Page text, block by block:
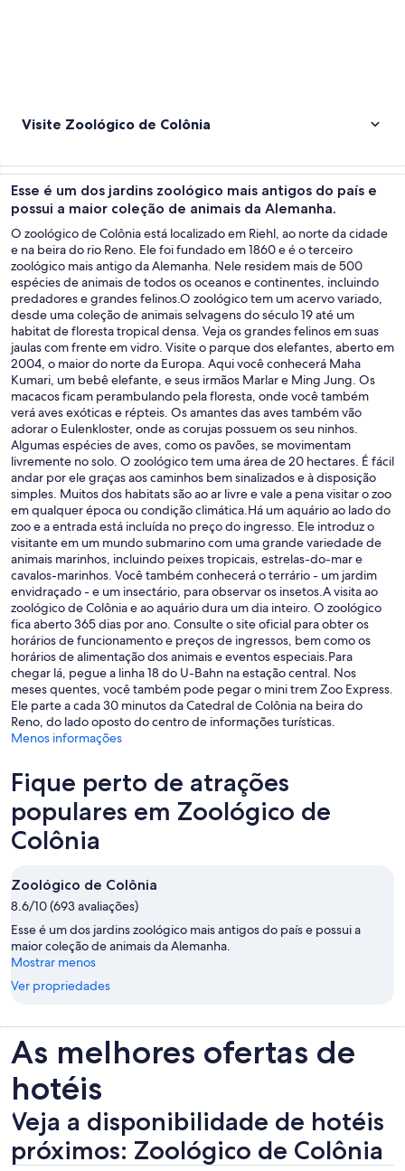
Visite Zoológico de Colônia
Esse é um dos jardins zoológico mais antigos do país e
possui a maior coleção de animais da Alemanha.
O zoológico de Colônia está localizado em Riehl, ao norte da cidade
e na beira do rio Reno. Ele foi fundado em 1860 e é o terceiro
zoológico mais antigo da Alemanha. Nele residem mais de 500
espécies de animais de todos os oceanos e continentes, incluindo
predadores e grandes felinos.O zoológico tem um acervo variado,
desde uma coleção de animais selvagens do século 19 até um
habitat de floresta tropical densa. Veja os grandes felinos em suas
jaulas com frente em vidro. Visite o parque dos elefantes, aberto em
2004, o maior do norte da Europa. Aqui você conhecerá Maha
Kumari, um bebê elefante, e seus irmãos Marlar e Ming Jung. Os
macacos ficam perambulando pela floresta, onde você também
verá aves exóticas e répteis. Os amantes das aves também vão
adorar o Eulenkloster, onde as corujas possuem os seu ninhos.
Algumas espécies de aves, como os pavões, se movimentam
livremente no solo. O zoológico tem uma área de 20 hectares. É fácil
andar por ele graças aos caminhos bem sinalizados e à disposição
simples. Muitos dos habitats são ao ar livre e vale a pena visitar o zoo
em qualquer época ou condição climática.Há um aquário ao lado do
zoo e a entrada está incluída no preço do ingresso. Ele introduz o
visitante em um mundo submarino com uma grande variedade de
animais marinhos, incluindo peixes tropicais, estrelas-do-mar e
cavalos-marinhos. Você também conhecerá o terrário - um jardim
envidraçado - e um insectário, para observar os insetos.A visita ao
zoológico de Colônia e ao aquário dura um dia inteiro. O zoológico
fica aberto 365 dias por ano. Consulte o site oficial para obter os
horários de funcionamento e preços de ingressos, bem como os
horários de alimentação dos animais e eventos especiais.Para
chegar lá, pegue a linha 18 do U-Bahn na estação central. Nos
meses quentes, você também pode pegar o mini trem Zoo Express.
Ele parte a cada 30 minutos da Catedral de Colônia na beira do
Reno, do lado oposto do centro de informações turísticas.
Menos informações
Fique perto de atrações
populares em Zoológico de
Colônia
Zoológico de Colônia
8.6/10 (693 avaliações)
Esse é um dos jardins zoológico mais antigos do país e possui a
maior coleção de animais da Alemanha.
Mostrar menos
Ver propriedades
As melhores ofertas de
hotéis
Veja a disponibilidade de hotéis
próximos: Zoológico de Colônia